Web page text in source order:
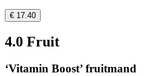
€ 17.40
4.0 Fruit
‘Vitamin Boost’ fruitmand